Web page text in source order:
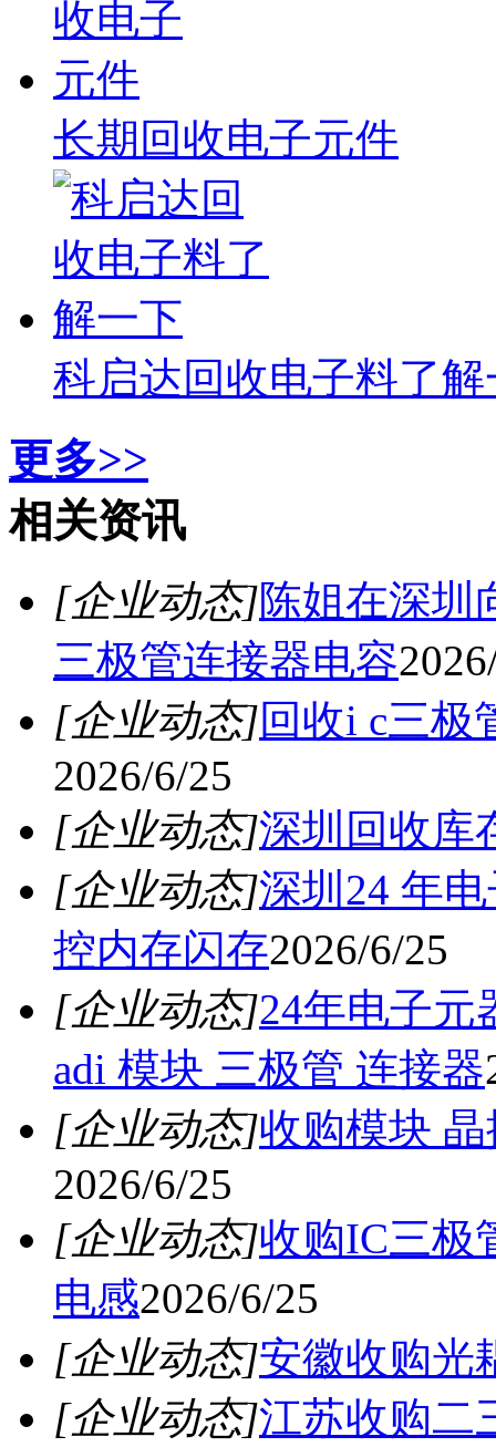
长期回收电子元件
科启达回收电子料了解
更多>>
相关资讯
[企业动态]陈姐在深圳
三极管连接器电容
[企业动态]回收i c三极
2026/6/25
[企业动态]深圳回收库
[企业动态]深圳24 年
控内存闪存2026/6/25
[企业动态]24年电子元
adi 模块 三极管 连接器
[企业动态]收购模块
2026/6/25
[企业动态]收购IC三极
电感2026/6/25
[企业动态]安徽收购光
[企业动态]江苏收购二